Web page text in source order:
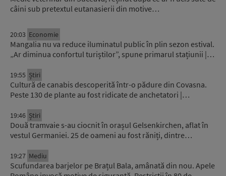
câini sub pretextul eutanasierii din motive…
20:03 Economie
Mangalia nu va reduce iluminatul public în plin sezon estival.
„Ar diminua confortul turiștilor”, spune primarul stațiunii |…
19:55 Știri
Cultură de canabis descoperită într-o pădure din Covasna.
Peste 130 de plante au fost ridicate de anchetatori |…
19:46 Știri
Două tramvaie s-au ciocnit în orașul Gelsenkirchen, aflat în
vestul Germaniei. 25 de oameni au fost răniți, dintre…
19:27 Mediu
Scufundarea barjelor pe Brațul Bala, amânată din nou. Apele